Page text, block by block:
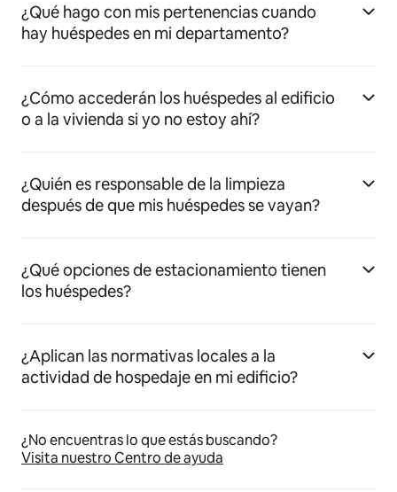
¿Qué hago con mis pertenencias cuando
hay huéspedes en mi departamento?
¿Cómo accederán los huéspedes al edificio
o a la vivienda si yo no estoy ahí?
¿Quién es responsable de la limpieza
después de que mis huéspedes se vayan?
¿Qué opciones de estacionamiento tienen
los huéspedes?
¿Aplican las normativas locales a la
actividad de hospedaje en mi edificio?
¿No encuentras lo que estás buscando?
Visita nuestro Centro de ayuda